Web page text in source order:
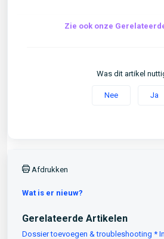
Zie ook onze
Was dit artikel
Nee Ja
Afdrukken
Wat is er nieuw?
Gerelateerde Artikelen
Dossier toevoegen & troubleshooting *